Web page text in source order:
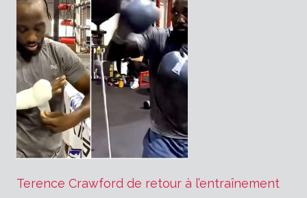
Terence Crawford de retour à l’entraînement